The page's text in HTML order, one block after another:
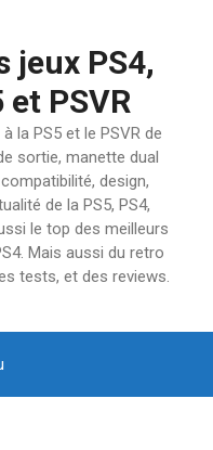
jeux PS4,
PSVR
la PS5 et le PSVR de
sortie, manette dual
design,
de la PS5, PS4,
le top des meilleurs
Mais aussi du retro
tests, et des reviews.